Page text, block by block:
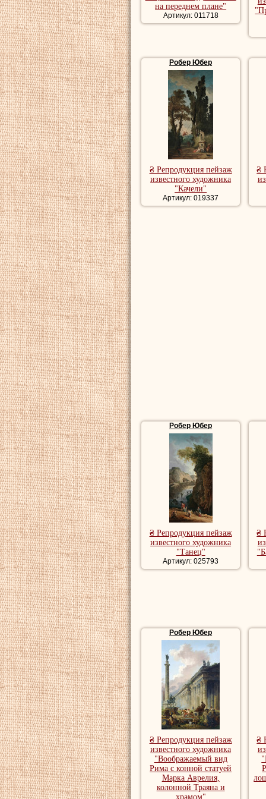
Картины
репродукции
на переднем плане"
Артикул: 011718
Робер Юбер
₴ Репродукция пейзаж
известного художника
"Качели"
Артикул: 019337
₴
Робер Юбер
₴ Репродукция пейзаж
известного художника
"Танец"
Артикул: 025793
₴
Робер Юбер
₴ Репродукция пейзаж
известного художника
"Воображаемый вид
Рима с конной статуей
Марка Аврелия,
колонной Траяна и
храмом"
₴